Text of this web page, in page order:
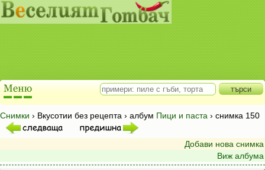
Снимки › Вкусотии без рецепта › албум Пици и паста › снимка 150
Добави нова снимка
Виж албума